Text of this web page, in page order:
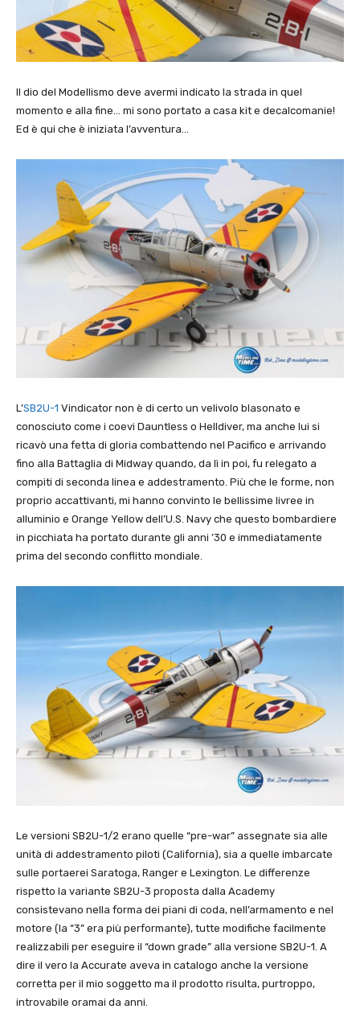
Il dio del Modellismo deve avermi indicato la strada in quel
momento e alla fine… mi sono portato a casa kit e decalcomanie!
Ed è qui che è iniziata l’avventura…
L’SB2U-1 Vindicator non è di certo un velivolo blasonato e
conosciuto come i coevi Dauntless o Helldiver, ma anche lui si
ricavò una fetta di gloria combattendo nel Pacifico e arrivando
fino alla Battaglia di Midway quando, da lì in poi, fu relegato a
compiti di seconda linea e addestramento. Più che le forme, non
proprio accattivanti, mi hanno convinto le bellissime livree in
alluminio e Orange Yellow dell’U.S. Navy che questo bombardiere
in picchiata ha portato durante gli anni ’30 e immediatamente
prima del secondo conflitto mondiale.
Le versioni SB2U-1/2 erano quelle “pre-war” assegnate sia alle
unità di addestramento piloti (California), sia a quelle imbarcate
sulle portaerei Saratoga, Ranger e Lexington. Le differenze
rispetto la variante SB2U-3 proposta dalla Academy
consistevano nella forma dei piani di coda, nell’armamento e nel
motore (la “3” era più performante), tutte modifiche facilmente
realizzabili per eseguire il “down grade” alla versione SB2U-1. A
dire il vero la Accurate aveva in catalogo anche la versione
corretta per il mio soggetto ma il prodotto risulta, purtroppo,
introvabile oramai da anni.